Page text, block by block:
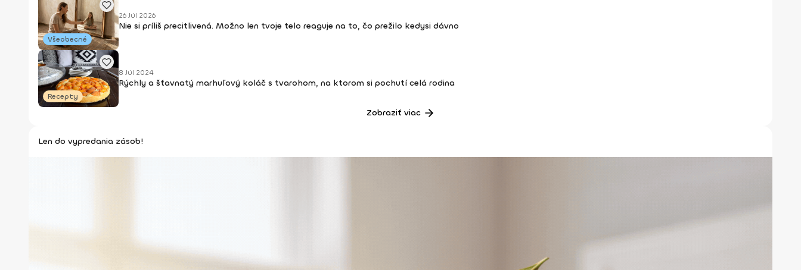
Všeobecné
26 Júl 2026
Nie si príliš precitlivená. Možno len tvoje telo reaguje na to, čo prežilo kedysi dávno
Recepty
8 Júl 2024
Rýchly a šťavnatý marhuľový koláč s tvarohom, na ktorom si pochutí celá rodina
Zobraziť viac
Len do vypredania zásob!